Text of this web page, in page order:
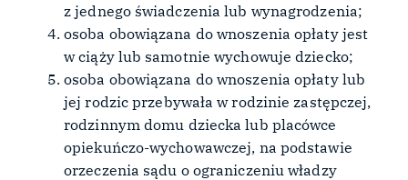
z jednego świadczenia lub wynagrodzenia;
osoba obowiązana do wnoszenia opłaty jest
w ciąży lub samotnie wychowuje dziecko;
osoba obowiązana do wnoszenia opłaty lub
jej rodzic przebywała w rodzinie zastępczej,
rodzinnym domu dziecka lub placówce
opiekuńczo-wychowawczej, na podstawie
orzeczenia sądu o ograniczeniu władzy